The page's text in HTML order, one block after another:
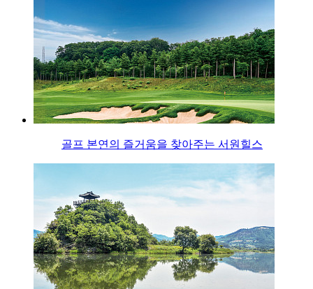
골프 본연의 즐거움을 찾아주는 서원힐스